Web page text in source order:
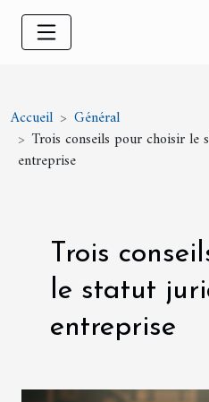
Accueil
Général
Trois conseils pour choisir le
entreprise
Trois
le statut
entreprise